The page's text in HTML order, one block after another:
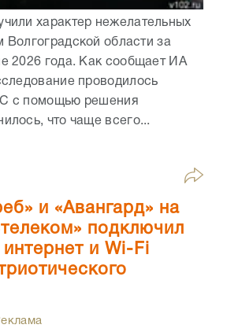
характер нежелательных
Волгоградской области за
2026 года. Как сообщает ИА
проводилось
с помощью решения
что чаще всего...
и «Авангард» на
подключил
и Wi-Fi